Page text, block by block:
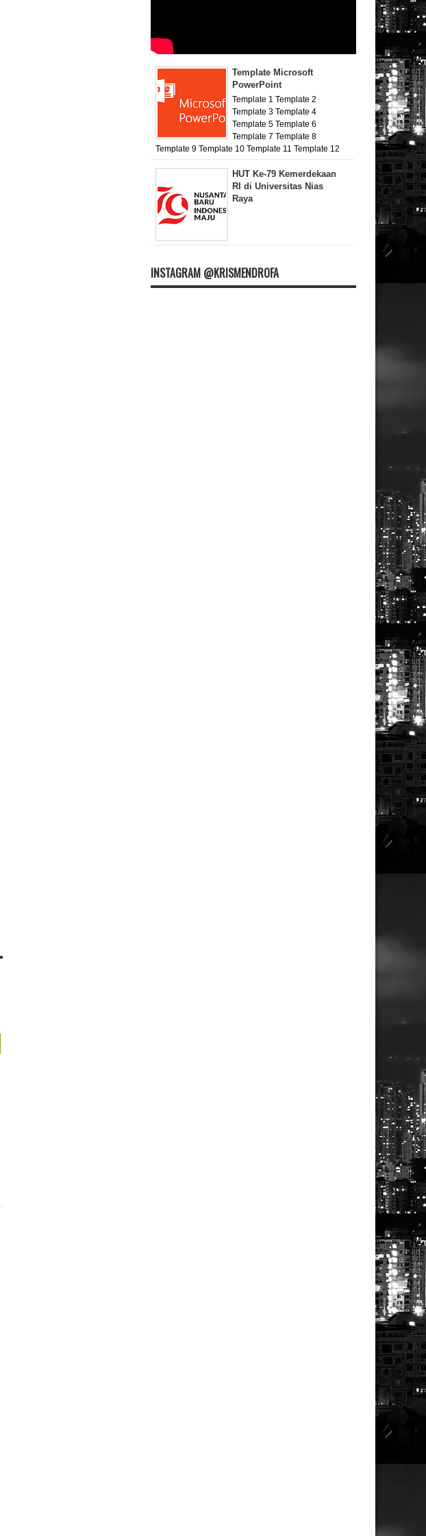
Template Microsoft
PowerPoint
Template 1 Template 2
Template 3 Template 4
Template 5 Template 6
Template 7 Template 8
Template 9 Template 10 Template 11 Template 12
HUT Ke-79 Kemerdekaan
RI di Universitas Nias
Raya
INSTAGRAM @KRISMENDROFA